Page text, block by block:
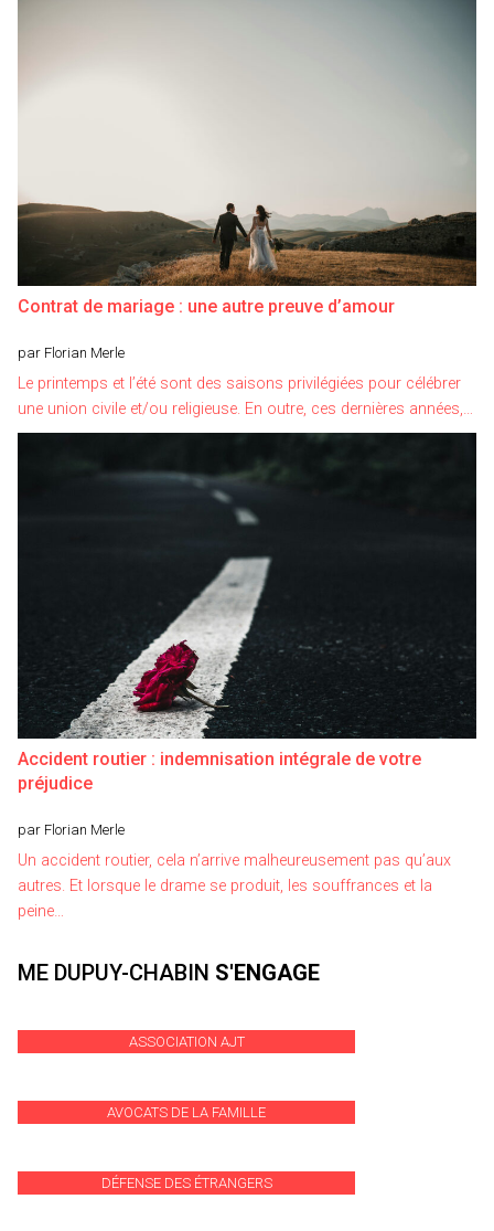
Contrat de mariage : une autre preuve d’amour
par Florian Merle
Le printemps et l’été sont des saisons privilégiées pour célébrer
une union civile et/ou religieuse. En outre, ces dernières années,…
Accident routier : indemnisation intégrale de votre
préjudice
par Florian Merle
Un accident routier, cela n’arrive malheureusement pas qu’aux
autres. Et lorsque le drame se produit, les souffrances et la
peine…
ME DUPUY-CHABIN S'ENGAGE
ASSOCIATION AJT
AVOCATS DE LA FAMILLE
DÉFENSE DES ÉTRANGERS